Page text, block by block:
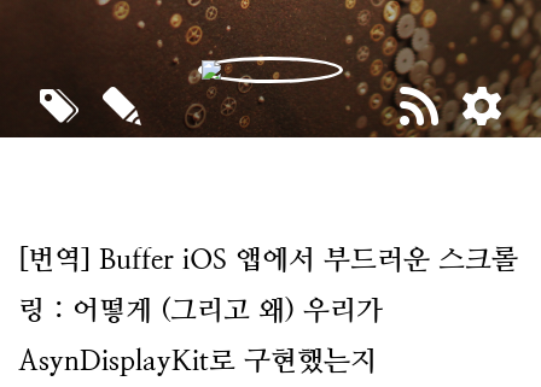
[번역] Buffer iOS 앱에서 부드러운 스크롤
링 : 어떻게 (그리고 왜) 우리가
AsynDisplayKit로 구현했는지